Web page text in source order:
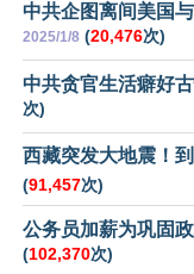
中共企图离间美国
2025/1/8 (20,476次)
中共贪官生活癖好
次)
西藏突发大地震！
(91,457次)
公务员加薪为巩固
(102,370次)